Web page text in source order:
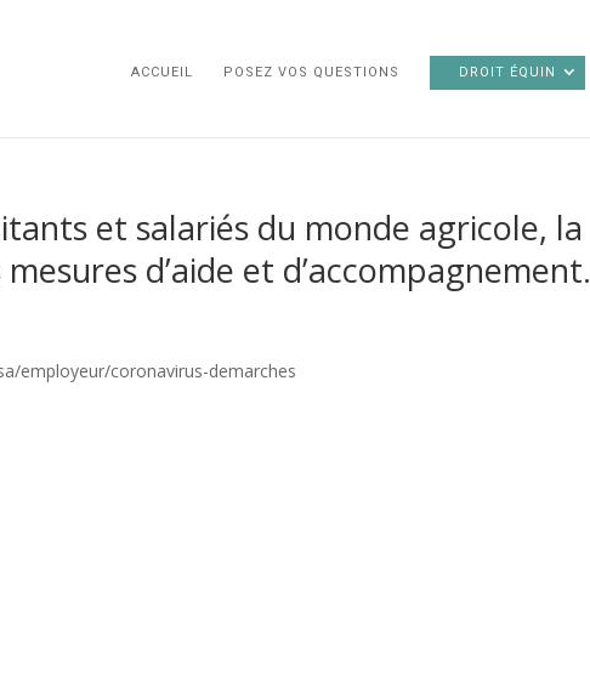
ACCUEIL POSEZ VOS QUESTIONS DROIT ÉQUIN
et salariés du monde agricole, la
d’aide et d’accompagnement.
employeur/coronavirus-demarches